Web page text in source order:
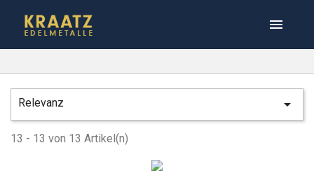

Relevanz 
13 - 13 von 13 Artikel(n)